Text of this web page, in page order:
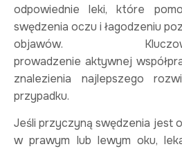
odpowiednie leki, które
swędzenia oczu i łagodzeniu
objawów.
prowadzenie aktywnej
znalezienia najlepszego
przypadku.
Jeśli przyczyną swędzenia jest
w prawym lub lewym oku,